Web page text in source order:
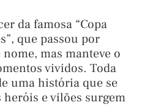
da famosa “Copa
que passou por
mas manteve o
vividos. Toda
uma história que se
e vilões surgem